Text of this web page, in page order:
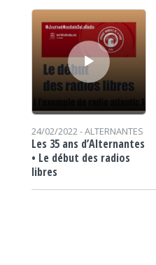
Lecteur audio
24/02/2022 -ALTERNANTES
Les 35 ans d’Alternantes
• Le début des radios
libres